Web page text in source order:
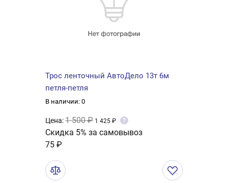
Трос ленточный АвтоДело 13т 6м
петля-петля
В наличии: 0
Цена:1 500 ₽ 1 425 ₽ ?
Скидка 5% за самовывоз
75 ₽